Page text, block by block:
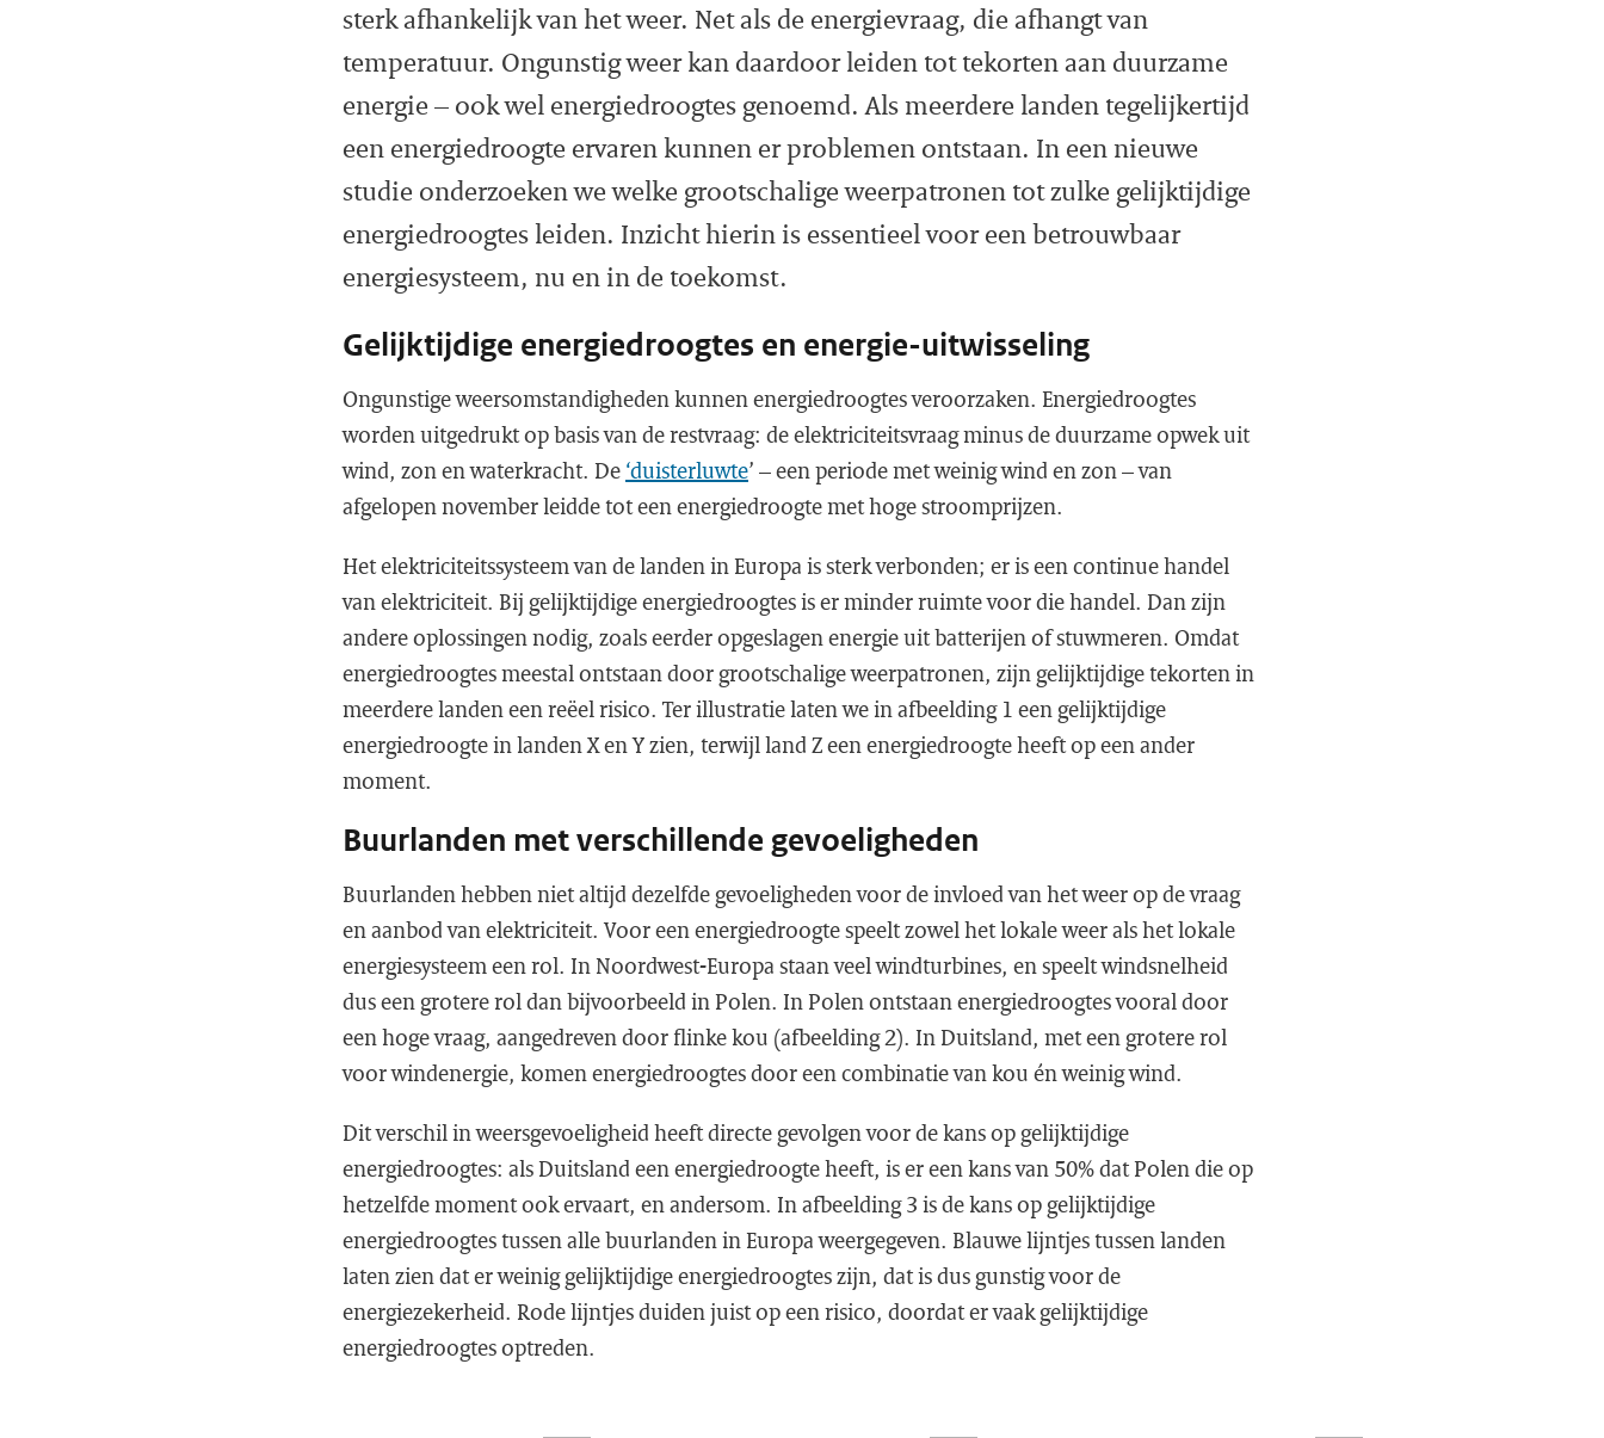
sterk afhankelijk van het weer. Net als de energievraag, die afhangt van
temperatuur. Ongunstig weer kan daardoor leiden tot tekorten aan duurzame
energie – ook wel energiedroogtes genoemd. Als meerdere landen tegelijkertijd
een energiedroogte ervaren kunnen er problemen ontstaan. In een nieuwe
studie onderzoeken we welke grootschalige weerpatronen tot zulke gelijktijdige
energiedroogtes leiden. Inzicht hierin is essentieel voor een betrouwbaar
energiesysteem, nu en in de toekomst.
Gelijktijdige energiedroogtes en energie-uitwisseling
Ongunstige weersomstandigheden kunnen energiedroogtes veroorzaken. Energiedroogtes
worden uitgedrukt op basis van de restvraag: de elektriciteitsvraag minus de duurzame opwek uit
wind, zon en waterkracht. De ‘duisterluwte’ – een periode met weinig wind en zon – van
afgelopen november leidde tot een energiedroogte met hoge stroomprijzen.
Het elektriciteitssysteem van de landen in Europa is sterk verbonden; er is een continue handel
van elektriciteit. Bij gelijktijdige energiedroogtes is er minder ruimte voor die handel. Dan zijn
andere oplossingen nodig, zoals eerder opgeslagen energie uit batterijen of stuwmeren. Omdat
energiedroogtes meestal ontstaan door grootschalige weerpatronen, zijn gelijktijdige tekorten in
meerdere landen een reëel risico. Ter illustratie laten we in afbeelding 1 een gelijktijdige
energiedroogte in landen X en Y zien, terwijl land Z een energiedroogte heeft op een ander
moment.
Buurlanden met verschillende gevoeligheden
Buurlanden hebben niet altijd dezelfde gevoeligheden voor de invloed van het weer op de vraag
en aanbod van elektriciteit. Voor een energiedroogte speelt zowel het lokale weer als het lokale
energiesysteem een rol. In Noordwest-Europa staan veel windturbines, en speelt windsnelheid
dus een grotere rol dan bijvoorbeeld in Polen. In Polen ontstaan energiedroogtes vooral door
een hoge vraag, aangedreven door flinke kou (afbeelding 2). In Duitsland, met een grotere rol
voor windenergie, komen energiedroogtes door een combinatie van kou én weinig wind.
Dit verschil in weersgevoeligheid heeft directe gevolgen voor de kans op gelijktijdige
energiedroogtes: als Duitsland een energiedroogte heeft, is er een kans van 50% dat Polen die op
hetzelfde moment ook ervaart, en andersom. In afbeelding 3 is de kans op gelijktijdige
energiedroogtes tussen alle buurlanden in Europa weergegeven. Blauwe lijntjes tussen landen
laten zien dat er weinig gelijktijdige energiedroogtes zijn, dat is dus gunstig voor de
energiezekerheid. Rode lijntjes duiden juist op een risico, doordat er vaak gelijktijdige
energiedroogtes optreden.